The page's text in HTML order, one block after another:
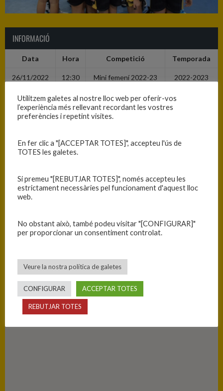
INFORMACIÓ
Data Hora Competició Temporada
26/11/2022 12:30 Mini femení 2022-23 2022-2023
RESULTATS
C.B. Blanes
Blanes - Ciutat Esportiva Blanes
Utilitzem galetes al nostre lloc web per oferir-vos
l’experiència més rellevant recordant les vostres
preferències i repetint visites.
En fer clic a "[ACCEPTAR TOTES]", accepteu l'ús de
TOTES les galetes.
Si premeu "[REBUTJAR TOTES]", només accepteu les
estrictament necessàries pel funcionament d'aquest lloc
web.
No obstant això, també podeu visitar "[CONFIGURAR]"
per proporcionar un consentiment controlat.
Veure la nostra política de galetes
CONFIGURAR ACCEPTAR TOTES
REBUTJAR TOTES